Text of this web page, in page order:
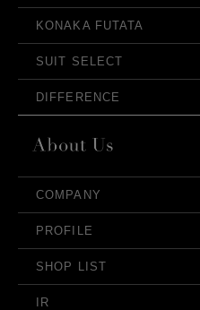
KONAKA FUTATA
SUIT SELECT
DIFFERENCE
COMPANY
PROFILE
SHOP LIST
IR